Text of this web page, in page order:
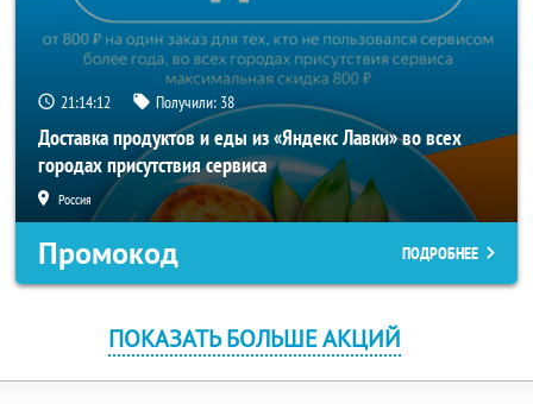
21:14:11 Получили: 38
Доставка продуктов и еды из «Яндекс Лавки» во всех
городах присутствия сервиса
Россия
Промокод ПОДРОБНЕЕ
ПОКАЗАТЬ БОЛЬШЕ АКЦИЙ